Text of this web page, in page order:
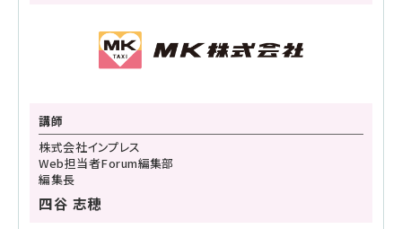
講師
株式会社インプレス
Web担当者Forum編集部
編集長
四谷 志穂